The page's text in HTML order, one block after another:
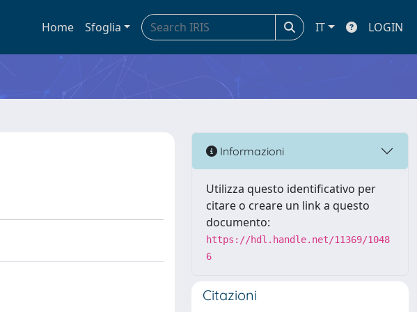
Home Sfoglia IT LOGIN
Informazioni
Utilizza questo identificativo per
citare o creare un link a questo
documento:
https://hdl.handle.net/11369/1048
6
Citazioni